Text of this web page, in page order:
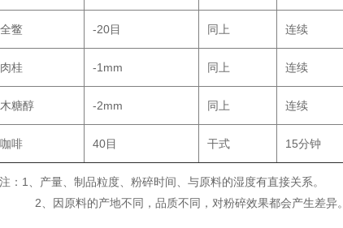
全鳖 -20目 同上 连续
肉桂 -1mm 同上 连续
木糖醇 -2mm 同上 连续
咖啡 40目 干式 15分钟
注：1、产量、制品粒度、粉碎时间、与原料的湿度有直接关系。
2、因原料的产地不同，品质不同，对粉碎效果都会产生差异。